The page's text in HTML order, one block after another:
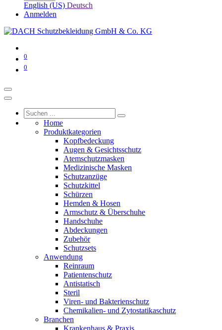
English (US) Deutsch
Anmelden
0
0
Home
Produktkategorien
Kopfbedeckung
Augen & Gesichtsschutz
Atemschutzmasken
Medizinische Masken
Schutzanzüge
Schutzkittel
Schürzen
Hemden & Hosen
Armschutz & Überschuhe
Handschuhe
Abdeckungen
Zubehör
Schutzsets
Anwendung
Reinraum
Patientenschutz
Antistatisch
Steril
Viren- und Bakterienschutz
Chemikalien- und Zytostatikaschutz
Branchen